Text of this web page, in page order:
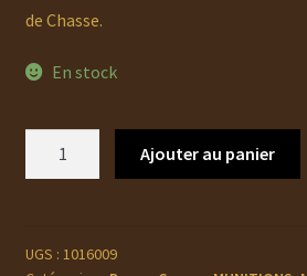
de Chasse.
En stock
MATCH
Ajouter au panier
UGS : 1016009